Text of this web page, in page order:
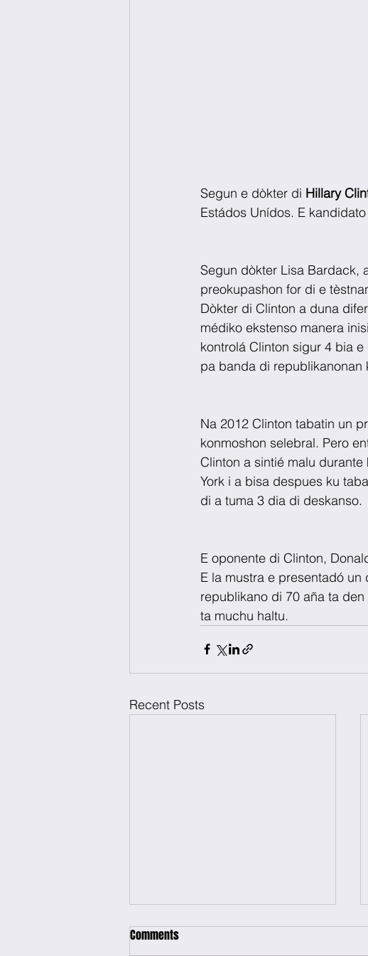
Segun e dòkter di Hillary
Estádos Unídos. E
Segun dòkter Lisa Bardack,
preokupashon for di e
Dòkter di Clinton a duna
médiko ekstenso manera
kontrolá Clinton sigur 4 bia
pa banda di republikanonan
Na 2012 Clinton tabatin un
konmoshon selebral. Pero
Clinton a sintié malu
York i a bisa despues ku
di a tuma 3 dia di deskanso.
E oponente di Clinton,
E la mustra e presentadó
republikano di 70 aña ta
ta muchu haltu.
Recent Posts
Comments